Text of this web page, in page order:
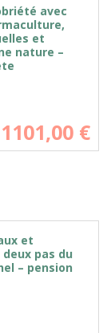
avec
et
nature –
1101,00 €
et
pas du
– pension